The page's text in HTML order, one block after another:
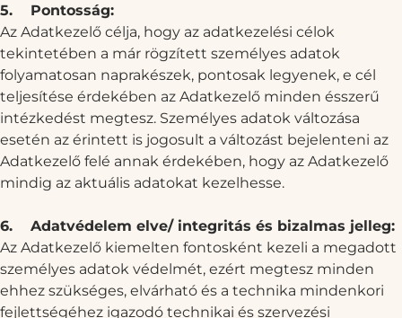
5.
Pontosság:
Az Adatkezelő célja, hogy az adatkezelési célok
tekintetében a már rögzített személyes adatok
folyamatosan naprakészek, pontosak legyenek, e cél
teljesítése érdekében az Adatkezelő minden ésszerű
intézkedést megtesz. Személyes adatok változása
esetén az érintett is jogosult a változást bejelenteni az
Adatkezelő felé annak érdekében, hogy az Adatkezelő
mindig az aktuális adatokat kezelhesse.
6.
Adatvédelem elve/ integritás és bizalmas jelleg:
Az Adatkezelő kiemelten fontosként kezeli a megadott
személyes adatok védelmét, ezért megtesz minden
ehhez szükséges, elvárható és a technika mindenkori
fejlettségéhez igazodó technikai és szervezési